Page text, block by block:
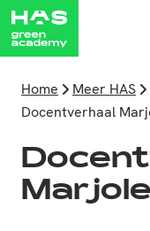
Home Meer HAS
Docentverhaal